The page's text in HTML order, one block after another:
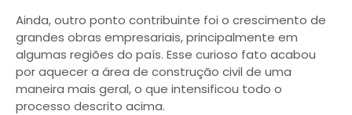
Ainda, outro ponto contribuinte foi o crescimento de
grandes obras empresariais, principalmente em
algumas regiões do país. Esse curioso fato acabou
por aquecer a área de construção civil de uma
maneira mais geral, o que intensificou todo o
processo descrito acima.